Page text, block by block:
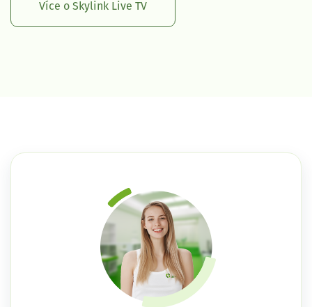
Více o Skylink Live TV